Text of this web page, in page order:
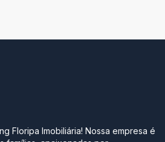
Nossa empresa é